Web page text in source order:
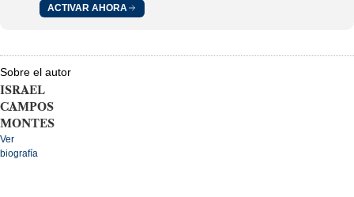
ACTIVAR AHORA
Sobre el autor
ISRAEL
CAMPOS
MONTES
Ver
biografía